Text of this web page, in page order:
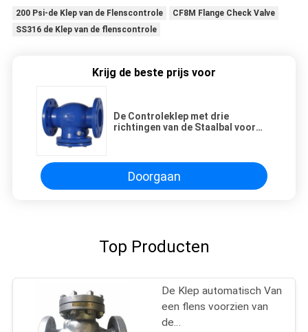
200 Psi-de Klep van de Flenscontrole
CF8M Flange Check Valve
SS316 de Klep van de flenscontrole
Krijg de beste prijs voor
De Controleklep met drie
richtingen van de Staalbal voor
DN500
Doorgaan
Top Producten
De Klep automatisch Van
een flens voorzien van
de